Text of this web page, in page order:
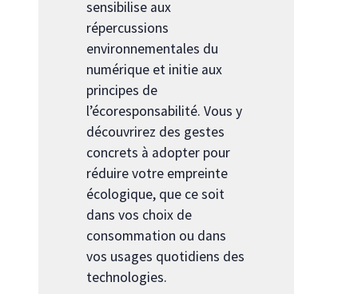
sensibilise aux
répercussions
environnementales du
numérique et initie aux
principes de
l’écoresponsabilité. Vous y
découvrirez des gestes
concrets à adopter pour
réduire votre empreinte
écologique, que ce soit
dans vos choix de
consommation ou dans
vos usages quotidiens des
technologies.